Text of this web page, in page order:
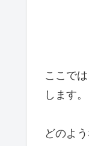
ここで
します。
どのよ